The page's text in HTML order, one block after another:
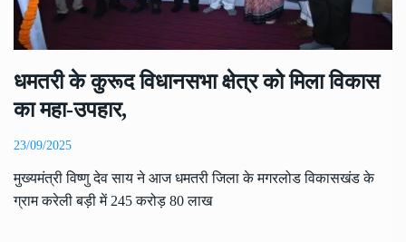
धमतरी के कुरूद विधानसभा क्षेत्र को मिला विकास
का महा-उपहार,
23/09/2025
मुख्यमंत्री विष्णु देव साय ने आज धमतरी जिला के मगरलोड विकासखंड के
ग्राम करेली बड़ी में 245 करोड़ 80 लाख